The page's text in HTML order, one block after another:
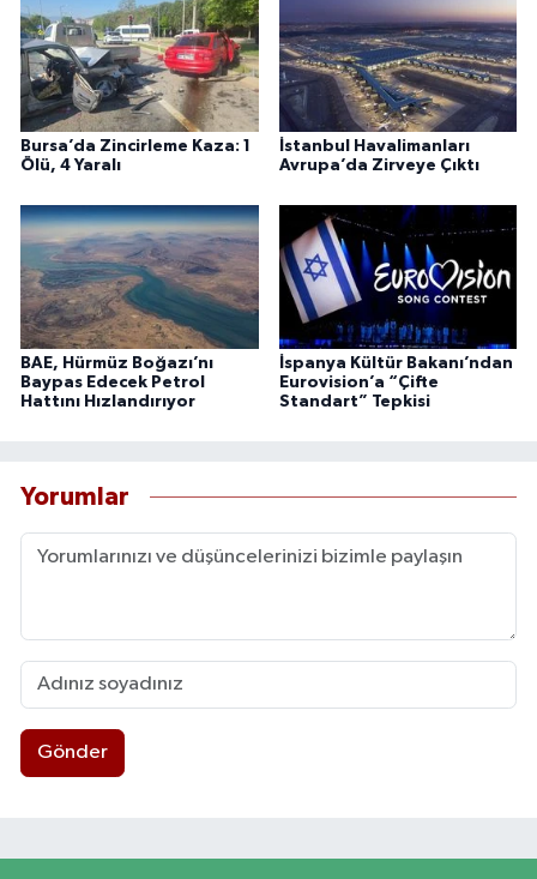
Bursa’da Zincirleme Kaza: 1
Ölü, 4 Yaralı
İstanbul Havalimanları
Avrupa’da Zirveye Çıktı
BAE, Hürmüz Boğazı’nı
Baypas Edecek Petrol
Hattını Hızlandırıyor
İspanya Kültür Bakanı’ndan
Eurovision’a “Çifte
Standart” Tepkisi
Yorumlar
Gönder